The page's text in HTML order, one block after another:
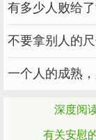
有多少人败给了
不要拿别人的
一个人的成熟
深度阅
有关安慰